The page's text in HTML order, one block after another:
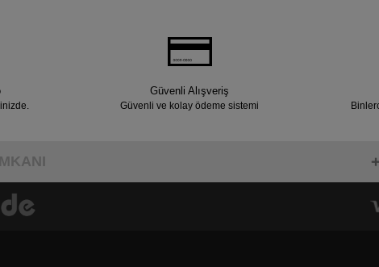
Güvenli Alışveriş
Güvenli ve kolay ödeme sistemi